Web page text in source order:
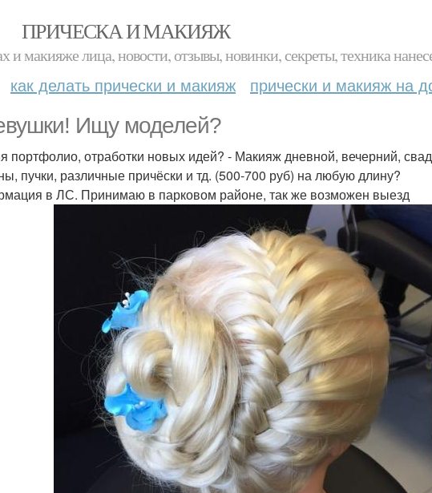
ПРИЧЕСКА И МАКИЯЖ
и макияже лица, новости, отзывы, новинки, секреты, техника
как делать прически и макияж прически и макияж на
Ищу моделей?
портфолио, отработки новых идей? - Макияж дневной, вечерний,
пучки, различные причёски и тд. (500-700 руб) на любую длину?
в ЛС. Принимаю в парковом районе, так же возможен выезд